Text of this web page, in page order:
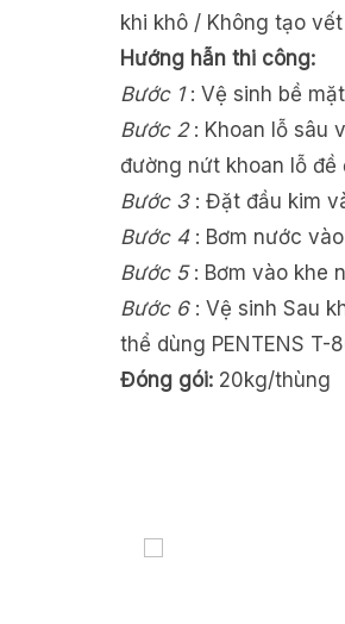
khi khô / Không tạo
Hướng hẫn thi công:
Bước 1: Vệ sinh bề mặt
Bước 2: Khoan lỗ sâu
đường nứt khoan lỗ đề
Bước 3: Đặt đầu kim
Bước 4: Bơm nước
Bước 5: Bơm vào khe
Bước 6: Vệ sinh Sau
thể dùng PENTENS
Đóng gói: 20kg/thùng